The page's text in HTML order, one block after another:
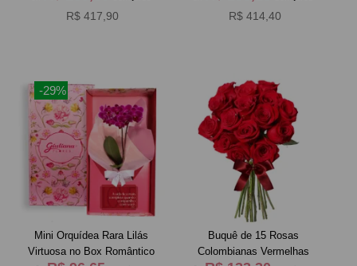
R$ 417,90 R$ 414,40
-29%
Mini Orquídea Rara Lilás
Virtuosa no Box Romântico
Buquê de 15 Rosas
Colombianas Vermelhas